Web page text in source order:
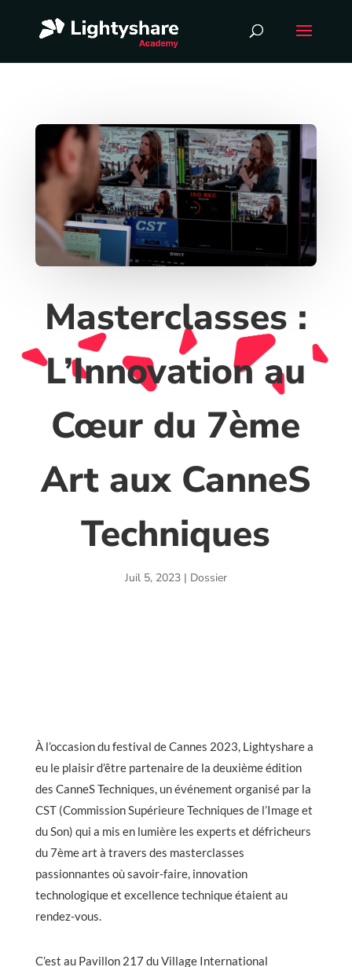
Masterclasses :
L’Innovation au
Cœur du 7ème
Art aux CanneS
Techniques
Juil 5, 2023| Dossier
À l’occasion du festival de Cannes 2023, Lightyshare a
eu le plaisir d’être partenaire de la deuxième édition
des CanneS Techniques, un événement organisé par la
CST (Commission Supérieure Techniques de l’Image et
du Son) qui a mis en lumière les experts et défricheurs
du 7ème art à travers des masterclasses
passionnantes où savoir-faire, innovation
technologique et excellence technique étaient au
rendez-vous.
C’est au Pavillon 217 du Village International